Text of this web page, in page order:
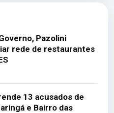
Pazolini
rede de restaurantes
13 acusados de
e Bairro das